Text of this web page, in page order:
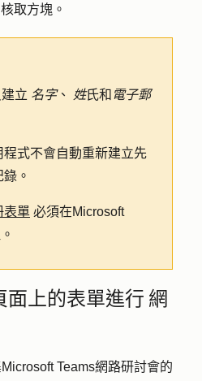
核取方塊。
立 名字、 姓氏和 電子郵
程式不會自動重新建立先
。
表單 必須在Microsoft
上的表單進行 網
Teams網路研討會的